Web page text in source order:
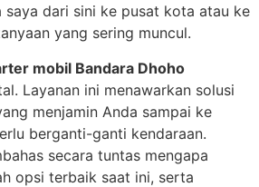
saya dari sini ke pusat kota atau ke
yang sering muncul.
mobil Bandara Dhoho
Layanan ini menawarkan solusi
menjamin Anda sampai ke
berganti-ganti kendaraan.
secara tuntas mengapa
opsi terbaik saat ini, serta